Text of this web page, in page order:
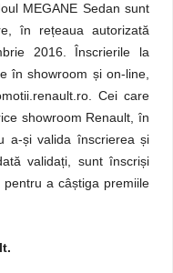
MEGANE Sedan sunt
în rețeaua autorizată
2016. Înscrierile la
în showroom și on-line,
Cei care
showroom Renault, în
a-și valida înscrierea și
validați, sunt înscriși
a câștiga premiile